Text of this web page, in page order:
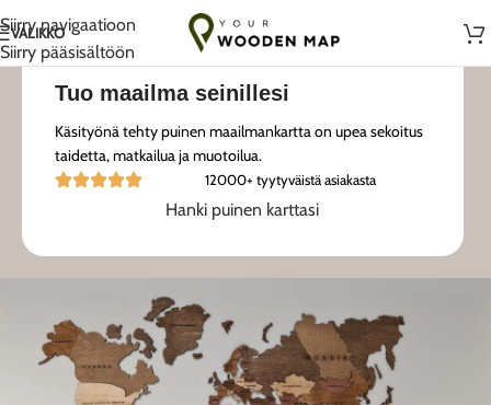
Siirry navigaatioon
Siirry pääsisältöön
Käsintehty rakkaudella Liettuassa
VALIKKO
Tuo maailma seinillesi
Käsityönä tehty puinen maailmankartta on upea sekoitus
taidetta, matkailua ja muotoilua.
12000+ tyytyväistä asiakasta
Hanki puinen karttasi